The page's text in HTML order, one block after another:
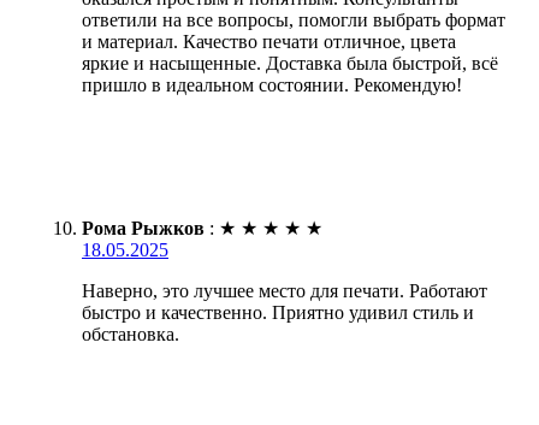
ответили на все вопросы, помогли выбрать формат
и материал. Качество печати отличное, цвета
яркие и насыщенные. Доставка была быстрой, всё
пришло в идеальном состоянии. Рекомендую!
Рома Рыжков : ★ ★ ★ ★ ★
18.05.2025
Наверно, это лучшее место для печати. Работают
быстро и качественно. Приятно удивил стиль и
обстановка.